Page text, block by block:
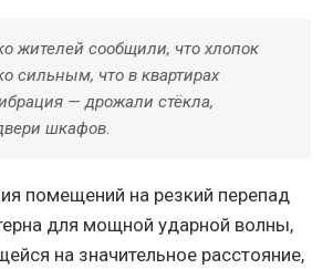
жителей сообщили, что хлопок
сильным, что в квартирах
— дрожали стёкла,
шкафов.
помещений на резкий перепад
для мощной ударной волны,
на значительное расстояние,